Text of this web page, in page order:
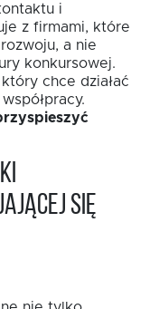
i
z firmami, które
a nie
konkursowej.
chce działać
się